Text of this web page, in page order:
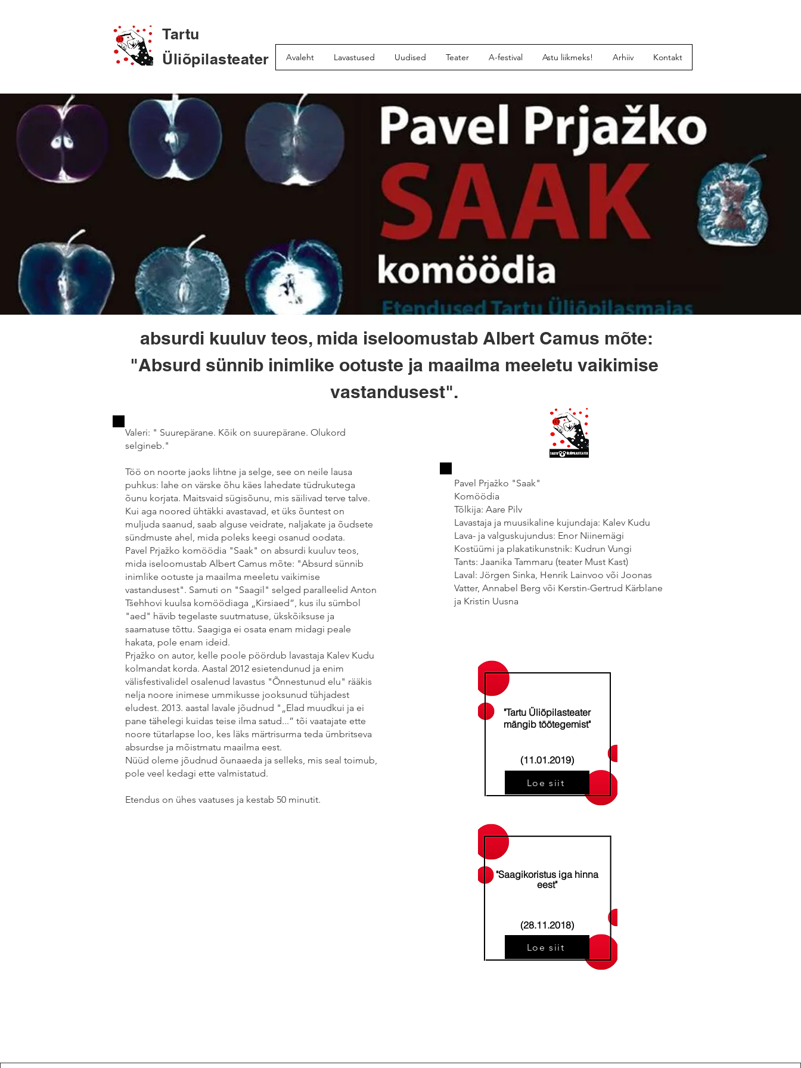
Tartu
Üliõpilasteater
Avaleht Lavastused Uudised Teater A-festival Astu liikmeks! Arhiiv Kontakt
absurdi kuuluv teos, mida iseloomustab Albert Camus mõte:
"Absurd sünnib inimlike ootuste ja maailma meeletu vaikimise
vastandusest".
Pavel Prjažko "Saak"
Komöödia
Tõlkija: Aare Pilv
Lavastaja ja muusikaline kujundaja: Kalev Kudu
Lava- ja valguskujundus: Enor Niinemägi
Kostüümi ja plakatikunstnik: Kudrun Vungi
Tants: Jaanika Tammaru (teater Must Kast)
Laval: Jörgen Sinka, Henrik Lainvoo või Joonas
Vatter, Annabel Berg või Kerstin-Gertrud Kärblane
ja Kristin Uusna
Valeri: " Suurepärane. Kõik on suurepärane. Olukord
selgineb."
Töö on noorte jaoks lihtne ja selge, see on neile lausa
puhkus: lahe on värske õhu käes lahedate tüdrukutega
õunu korjata. Maitsvaid sügisõunu, mis säilivad terve talve.
Kui aga noored ühtäkki avastavad, et üks õuntest on
muljuda saanud, saab alguse veidrate, naljakate ja õudsete
sündmuste ahel, mida poleks keegi osanud oodata.
Pavel Prjažko komöödia "Saak" on absurdi kuuluv teos,
mida iseloomustab Albert Camus mõte: "Absurd sünnib
inimlike ootuste ja maailma meeletu vaikimise
vastandusest". Samuti on "Saagil" selged paralleelid Anton
Tšehhovi kuulsa komöödiaga „Kirsiaed”, kus ilu sümbol
"aed" hävib tegelaste suutmatuse, ükskõiksuse ja
saamatuse tõttu. Saagiga ei osata enam midagi peale
hakata, pole enam ideid.
Prjažko on autor, kelle poole pöördub lavastaja Kalev Kudu
kolmandat korda. Aastal 2012 esietendunud ja enim
välisfestivalidel osalenud lavastus "Õnnestunud elu" rääkis
nelja noore inimese ummikusse jooksunud tühjadest
eludest. 2013. aastal lavale jõudnud "„Elad muudkui ja ei
pane tähelegi kuidas teise ilma satud...” tõi vaatajate ette
noore tütarlapse loo, kes läks märtrisurma teda ümbritseva
absurdse ja mõistmatu maailma eest.
Nüüd oleme jõudnud õunaaeda ja selleks, mis seal toimub,
pole veel kedagi ette valmistatud.
Etendus on ühes vaatuses ja kestab 50 minutit.
"Tartu Üliõpilasteater
mängib töötegemist"
(11.01.2019)
Loe siit
"Saagikoristus iga hinna
eest"
(28.11.2018)
Loe siit